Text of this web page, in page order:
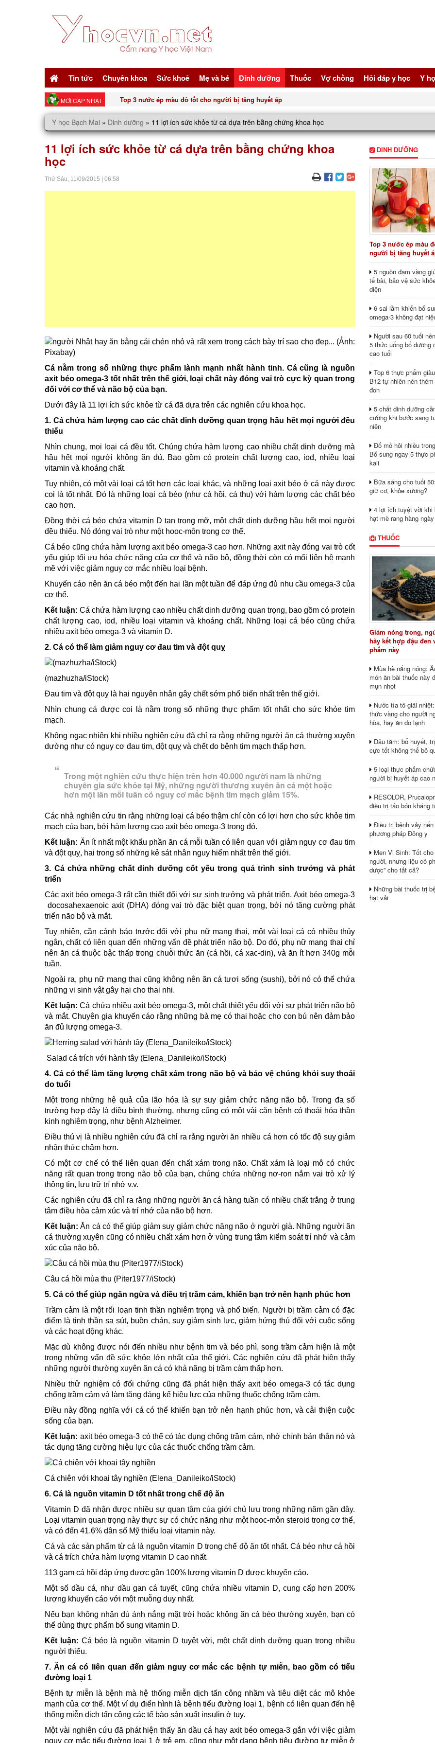
Tin tức Chuyên khoa Sức khoẻ Mẹ và bé Dinh dưỡng Thuốc Vợ chồng Hỏi đáp y học Y
MỚI CẬP NHẬT Top 3 nước ép màu đỏ tốt cho người bị tăng huyết áp
Y học Bạch Mai » Dinh dưỡng » 11 lợi ích sức khỏe từ cá dựa trên bằng chứng khoa học
11 lợi ích sức khỏe từ cá dựa trên bằng chứng khoa
học
Thứ Sáu, 11/09/2015 06:58
Cá nằm trong số những thực phẩm lành mạnh nhất hành tinh. Cá cũng là nguồn
axit béo omega-3 tốt nhất trên thế giới, loại chất này đóng vai trò cực kỳ quan trong
đối với cơ thể và não bộ của bạn.
Dưới đây là 11 lợi ích sức khỏe từ cá đã dựa trên các nghiên cứu khoa học.
1. Cá chứa hàm lượng cao các chất dinh dưỡng quan trọng hầu hết mọi người đều
thiếu
Nhìn chung, mọi loại cá đều tốt. Chúng chứa hàm lượng cao nhiều chất dinh dưỡng mà
hầu hết mọi người không ăn đủ. Bao gồm có protein chất lượng cao, iod, nhiều loại
vitamin và khoáng chất.
Tuy nhiên, có một vài loại cá tốt hơn các loại khác, và những loại axit béo ở cá này được
coi là tốt nhất. Đó là những loại cá béo (như cá hồi, cá thu) với hàm lượng các chất béo
cao hơn.
Đồng thời cá béo chứa vitamin D tan trong mỡ, một chất dinh dưỡng hầu hết mọi người
đều thiếu. Nó đóng vai trò như một hooc-môn trong cơ thể.
Cá béo cũng chứa hàm lượng axit béo omega-3 cao hơn. Những axit này đóng vai trò cốt
yếu giúp tối ưu hóa chức năng của cơ thể và não bộ, đồng thời còn có mối liên hệ mạnh
mẽ với việc giảm nguy cơ mắc nhiều loại bệnh.
Khuyến cáo nên ăn cá béo một đến hai lần một tuần để đáp ứng đủ nhu cầu omega-3 của
cơ thể.
Kết luận: Cá chứa hàm lượng cao nhiều chất dinh dưỡng quan trọng, bao gồm có protein
chất lượng cao, iod, nhiều loại vitamin và khoáng chất. Những loại cá béo cũng chứa
nhiều axit béo omega-3 và vitamin D.
2. Cá có thể làm giảm nguy cơ đau tim và đột quỵ
(mazhuzha/iStock)
Đau tim và đột quỵ là hai nguyên nhân gây chết sớm phổ biến nhất trên thế giới.
Nhìn chung cá được coi là nằm trong số những thực phẩm tốt nhất cho sức khỏe tim
mạch.
Không ngạc nhiên khi nhiều nghiên cứu đã chỉ ra rằng những người ăn cá thường xuyên
dường như có nguy cơ đau tim, đột quỵ và chết do bệnh tim mạch thấp hơn.
Trong một nghiên cứu thực hiện trên hơn 40.000 người nam là những
chuyên gia sức khỏe tại Mỹ, những người thương xuyên ăn cá một hoặc
hơn một lần mỗi tuần có nguy cơ mắc bệnh tim mạch giảm 15%.
Các nhà nghiên cứu tin rằng những loại cá béo thậm chí còn có lợi hơn cho sức khỏe tim
mạch của bạn, bởi hàm lượng cao axit béo omega-3 trong đó.
Kết luận: Ăn ít nhất một khẩu phần ăn cá mỗi tuần có liên quan với giảm nguy cơ đau tim
và đột quỵ, hai trong số những kẻ sát nhân nguy hiểm nhất trên thế giới.
3. Cá chứa những chất dinh dưỡng cốt yếu trong quá trình sinh trưởng và phát
triển
Các axit béo omega-3 rất cần thiết đối với sự sinh trưởng và phát triển. Axit béo omega-3
docosahexaenoic axit (DHA) đóng vai trò đặc biệt quan trọng, bởi nó tăng cường phát
triển não bộ và mắt.
Tuy nhiên, cần cảnh báo trước đối với phụ nữ mang thai, một vài loại cá có nhiều thủy
ngân, chất có liên quan đến những vấn đề phát triển não bộ. Do đó, phụ nữ mang thai chỉ
nên ăn cá thuộc bậc thấp trong chuỗi thức ăn (cá hồi, cá xac-din), và ăn ít hơn 340g mỗi
tuần.
Ngoài ra, phụ nữ mang thai cũng không nên ăn cá tươi sống (sushi), bởi nó có thể chứa
những vi sinh vật gây hại cho thai nhi.
Kết luận: Cá chứa nhiều axit béo omega-3, một chất thiết yếu đối với sự phát triển não bộ
và mắt. Chuyên gia khuyến cáo rằng những bà mẹ có thai hoặc cho con bú nên đảm bảo
ăn đủ lượng omega-3.
Salad cá trích với hành tây (Elena_Danileiko/iStock)
4. Cá có thể làm tăng lượng chất xám trong não bộ và bảo vệ chúng khỏi suy thoái
do tuổi
Một trong những hệ quả của lão hóa là sự suy giảm chức năng não bộ. Trong đa số
trường hợp đây là điều bình thường, nhưng cũng có một vài căn bệnh có thoái hóa thần
kinh nghiêm trọng, như bệnh Alzheimer.
Điều thú vị là nhiều nghiên cứu đã chỉ ra rằng người ăn nhiều cá hơn có tốc độ suy giảm
nhận thức chậm hơn.
Có một cơ chế có thể liên quan đến chất xám trong não. Chất xám là loại mô có chức
năng rất quan trong trong não bộ của bạn, chúng chứa những nơ-ron nắm vai trò xử lý
thông tin, lưu trữ trí nhớ v.v.
Các nghiên cứu đã chỉ ra rằng những người ăn cá hàng tuần có nhiều chất trắng ở trung
tâm điều hòa cảm xúc và trí nhớ của não bộ hơn.
Kết luận: Ăn cá có thể giúp giảm suy giảm chức năng não ở người già. Những người ăn
cá thường xuyên cũng có nhiều chất xám hơn ở vùng trung tâm kiểm soát trí nhớ và cảm
xúc của não bộ.
Câu cá hồi mùa thu (Piter1977/iStock)
5. Cá có thể giúp ngăn ngừa và điều trị trầm cảm, khiến bạn trở nên hạnh phúc hơn
Trầm cảm là một rối loạn tinh thần nghiêm trọng và phổ biến. Người bị trầm cảm có đặc
điểm là tinh thần sa sút, buồn chán, suy giảm sinh lực, giảm hứng thú đối với cuộc sống
và các hoạt động khác.
Mặc dù không được nói đến nhiều như bệnh tim và béo phì, song trầm cảm hiện là một
trong những vấn đề sức khỏe lớn nhất của thế giới. Các nghiên cứu đã phát hiện thấy
những người thường xuyên ăn cá có khả năng bị trầm cảm thấp hơn.
Nhiều thử nghiệm có đối chứng cũng đã phát hiện thấy axit béo omega-3 có tác dụng
chống trầm cảm và làm tăng đáng kể hiệu lực của những thuốc chống trầm cảm.
Điều này đồng nghĩa với cá có thể khiến bạn trở nên hạnh phúc hơn, và cải thiện cuộc
sống của bạn.
Kết luận: axit béo omega-3 có thể có tác dụng chống trầm cảm, nhờ chính bản thân nó và
tác dụng tăng cường hiệu lực của các thuốc chống trầm cảm.
Cá chiên với khoai tây nghiền (Elena_Danileiko/iStock)
6. Cá là nguồn vitamin D tốt nhất trong chế độ ăn
Vitamin D đã nhận được nhiều sự quan tâm của giới chủ lưu trong những năm gần đây.
Loại vitamin quan trọng này thực sự có chức năng như một hooc-môn steroid trong cơ thể,
và có đến 41.6% dân số Mỹ thiếu loại vitamin này.
Cá và các sản phẩm từ cá là nguồn vitamin D trong chế độ ăn tốt nhất. Cá béo như cá hồi
và cá trích chứa hàm lượng vitamin D cao nhất.
113 gam cá hồi đáp ứng được gần 100% lượng vitamin D được khuyến cáo.
Một số dầu cá, như dầu gan cá tuyết, cũng chứa nhiều vitamin D, cung cấp hơn 200%
lượng khuyến cáo với một muỗng duy nhất.
Nếu bạn không nhận đủ ánh nắng mặt trời hoặc không ăn cá béo thường xuyên, bạn có
thể dùng thực phẩm bổ sung vitamin D.
Kết luận: Cá béo là nguồn vitamin D tuyệt vời, một chất dinh dưỡng quan trọng nhiều
người thiếu.
7. Ăn cá có liên quan đến giảm nguy cơ mắc các bệnh tự miễn, bao gồm có tiểu
đường loại 1
Bệnh tự miễn là bệnh mà hệ thống miễn dịch tấn công nhầm và tiêu diệt các mô khỏe
mạnh của cơ thể. Một ví dụ điển hình là bệnh tiểu đường loại 1, bệnh có liên quan đến hệ
thống miễn dịch tấn công các tế bào sản xuất insulin ở tụy.
Một vài nghiên cứu đã phát hiện thấy ăn dầu cá hay axit béo omega-3 gắn với việc giảm
nguy cơ mắc tiểu đường loại 1 ở trẻ em, cũng như một dạng bệnh tiêu đường tự miễn ở
DINH DƯỠNG
Top 3 nước ép màu
người bị tăng huyết
5 nguồn đạm vàng
tế bài, bảo vệ sức
diện
6 sai lầm khiến bổ
omega-3 không đạt
Người sau 60 tuổi
5 thức uống bổ dưỡng
cao tuổi
Top 6 thực phẩm
B12 tự nhiên nên
đơn
5 chất dinh dưỡng
cường khi bước sang
niên
Đổ mồ hôi nhiều
Bổ sung ngay 5 thực
kali
Bữa sáng cho tuổi
giữ cơ, khỏe xương?
4 lợi ích tuyệt vời khi
hạt mè rang hàng ngày
THUỐC
Giảm nóng trong,
hãy kết hợp đậu đen
phẩm này
Mùa hè nắng nóng:
món ăn bài thuốc này
mụn nhọt
Nước tía tô giải
thức vàng cho người
hòa, hay ăn đồ lạnh
Dâu tằm: bổ huyết,
cực tốt không thể bỏ
5 loại thực phẩm
người bị huyết áp cao
RESOLOR,
điều trị táo bón kháng
Điều trị bệnh vảy nến
phương pháp Đông y
Men Vi Sinh: Tốt
người, nhưng liệu có
dược” cho tất cả?
Những bài thuốc trị
hạt vải